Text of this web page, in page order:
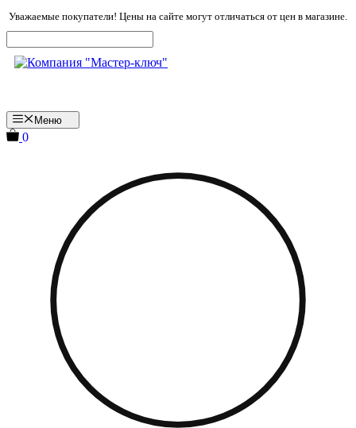
Перейти
к
содержимому
Уважаемые покупатели! Цены на сайте могут отличаться от цен в магазине.
Меню
0